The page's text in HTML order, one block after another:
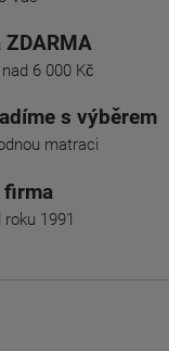
ZDARMA
6 000 Kč
s výběrem
matraci
firma
1991